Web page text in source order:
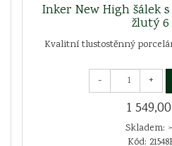
Inker New High šálek
žlutý 6
Kvalitní tlustostěnný
- +
1
Skladem:
Kód: